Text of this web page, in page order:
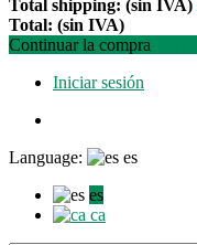
Total shipping: (sin IVA)
Total: (sin IVA)
Continuar la compra
Iniciar sesión
Language:
es
es
ca